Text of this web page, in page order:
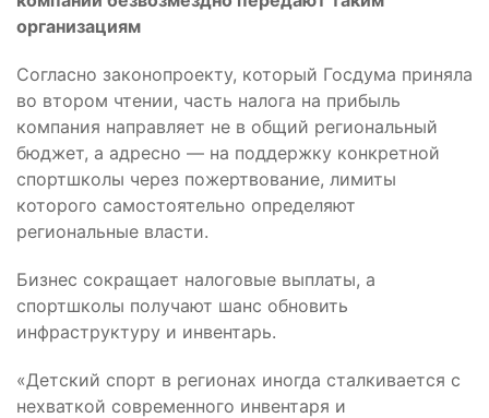
организациям
Согласно законопроекту, который Госдума приняла
во втором чтении, часть налога на прибыль
компания направляет не в общий региональный
бюджет, а адресно — на поддержку конкретной
спортшколы через пожертвование, лимиты
которого самостоятельно определяют
региональные власти.
Бизнес сокращает налоговые выплаты, а
спортшколы получают шанс обновить
инфраструктуру и инвентарь.
«Детский спорт в регионах иногда сталкивается с
нехваткой современного инвентаря и